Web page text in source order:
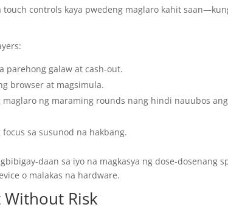
controls kaya pwedeng maglaro kahit
parehong galaw at cash‑out.
browser at magsimula.
maglaro ng maraming rounds nang hindi nauubos ang
sa susunod na hakbang.
daan sa iyo na magkasya ng dose-dosenang
o malakas na hardware.
Risk